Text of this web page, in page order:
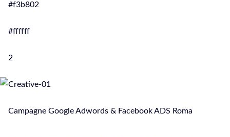
#f3b802
#ffffff
2
Campagne Google Adwords & Facebook ADS Roma